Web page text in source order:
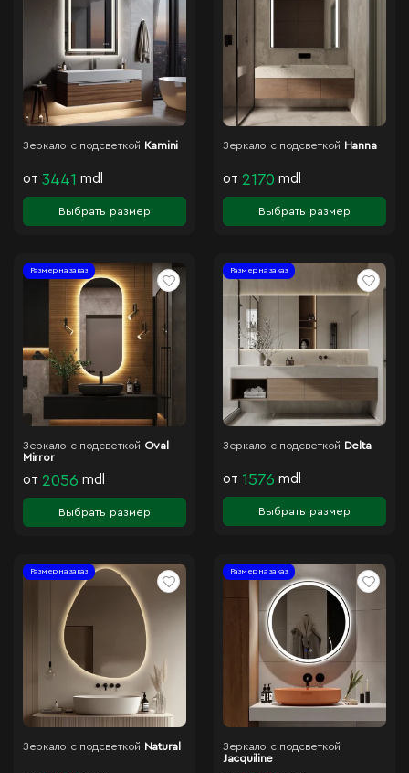
Зеркало с подсветкой Kamini
от 3441 mdl
Выбрать размер
Зеркало с подсветкой Hanna
от 2170 mdl
Выбрать размер
Размер на заказ
Зеркало с подсветкой Oval
Mirror
от 2056 mdl
Выбрать размер
Размер на заказ
Зеркало с подсветкой Delta
от 1576 mdl
Выбрать размер
Размер на заказ
Зеркало с подсветкой Natural
Размер на заказ
Зеркало с подсветкой
Jacquiline